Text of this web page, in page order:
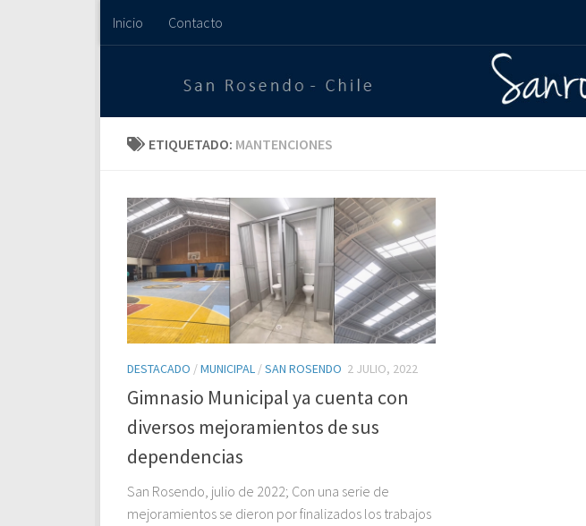
Saltar al contenido
Inicio Contacto
ETIQUETADO: MANTENCIONES
DESTACADO /MUNICIPAL /SAN ROSENDO 2 JULIO, 2022
Gimnasio Municipal ya cuenta con
diversos mejoramientos de sus
dependencias
San Rosendo, julio de 2022; Con una serie de
mejoramientos se dieron por finalizados los trabajos